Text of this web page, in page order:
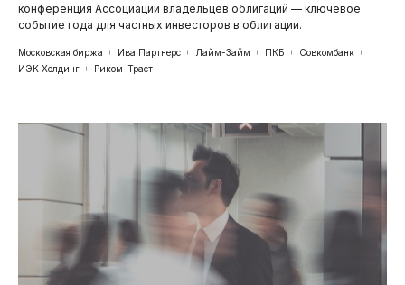
конференция Ассоциации владельцев облигаций — ключевое
событие года для частных инвесторов в облигации.
Московская биржа Ива Партнерс Лайм-Займ ПКБ
Совкомбанк
ИЭК Холдинг
Риком-Траст